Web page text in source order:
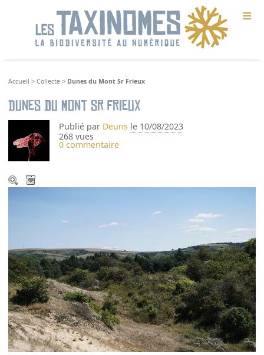
≡
Accueil >Collecte > Dunes du Mont Sr Frieux
Dunes du Mont Sr Frieux
Publié par Deuns le 10/08/2023
268 vues
0 commentaire